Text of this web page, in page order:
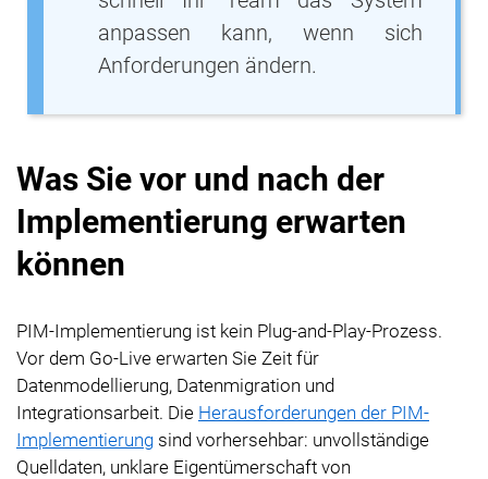
anpassen kann, wenn sich
Anforderungen ändern.
Was Sie vor und nach der
Implementierung erwarten
können
PIM-Implementierung ist kein Plug-and-Play-Prozess.
Vor dem Go-Live erwarten Sie Zeit für
Datenmodellierung, Datenmigration und
Integrationsarbeit. Die Herausforderungen der PIM-
Implementierung sind vorhersehbar: unvollständige
Quelldaten, unklare Eigentümerschaft von